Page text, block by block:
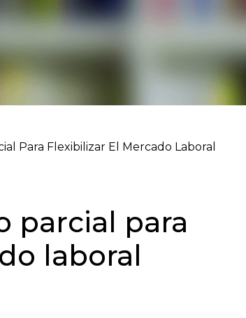
a la navegación
Para Flexibilizar El Mercado Laboral
parcial para
laboral